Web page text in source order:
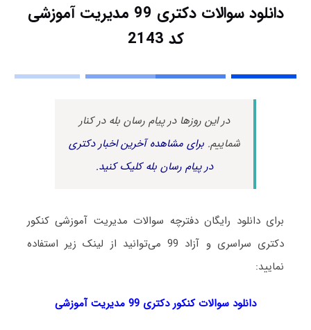
دانلود سوالات دکتری 99 مدیریت آموزشی
کد 2143
در این روزها در پیام رسان بله در کنار
شماییم.برای مشاهده آخرین اخبار دکتری
در پیام رسان بله کلیک کنید.
برای دانلود رایگان دفترچه سوالات مدیریت آموزشی کنکور
دکتری سراسری و آزاد 99 می‌توانید از لینک زیر استفاده
نمایید:
دانلود سوالات کنکور دکتری 99 مدیریت آموزشی